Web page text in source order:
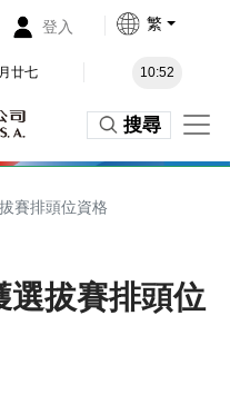
登入 繁
廿七 10:52
搜尋
賽排頭位資格
選拔賽排頭位